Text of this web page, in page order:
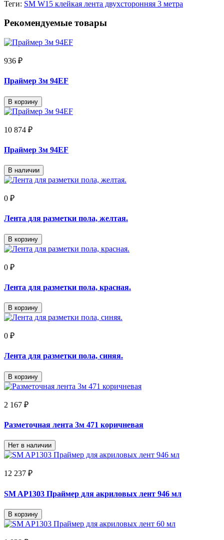
Теги: SM W15 клейкая лента двухсторонняя 3 метра
Рекомендуемые товары
936 ₽
Праймер 3м 94EF
В корзину
10 874 ₽
Праймер 3м 94EF
В наличии
0 ₽
Лента для разметки пола, желтая.
В корзину
0 ₽
Лента для разметки пола, красная.
В корзину
0 ₽
Лента для разметки пола, синяя.
В корзину
2 167 ₽
Разметочная лента 3м 471 коричневая
Нет в наличии
12 237 ₽
SM AP1303 Праймер для акриловых лент 946 мл
В корзину